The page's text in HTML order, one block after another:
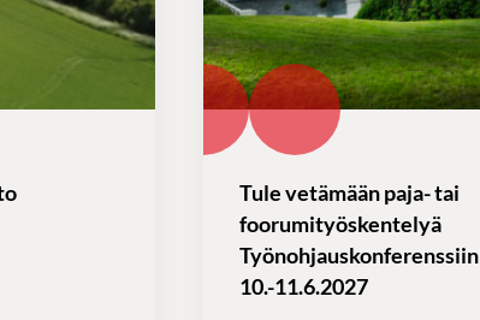
Tule vetämään paja- tai
foorumityöskentelyä
Työnohjauskonferenssiin
10.-11.6.2027